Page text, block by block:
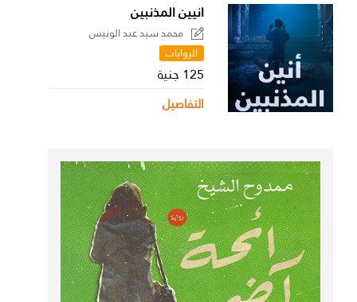
انيين المذنبين
محمد سيد عبد الونيس
الروايات
125 جنية
التفاصيل